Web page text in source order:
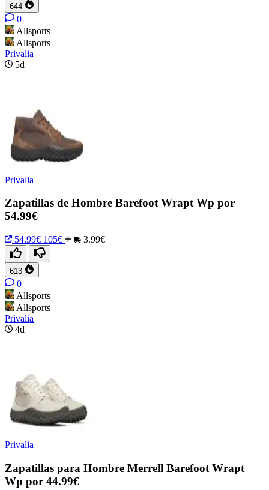
644
0
Allsports
Allsports
Privalia
5d
Privalia
Zapatillas de Hombre Barefoot Wrapt Wp por
54.99€
54.99€ 105€ 3.99€
613
0
Allsports
Allsports
Privalia
4d
Privalia
Zapatillas para Hombre Merrell Barefoot Wrapt
Wp por 44.99€